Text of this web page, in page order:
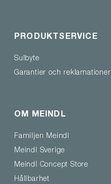
PRODUKTSERVICE
Sulbyte
Garantier och reklamationer
OM MEINDL
Familjen Meindl
Meindl Sverige
Meindl Concept Store
Hållbarhet